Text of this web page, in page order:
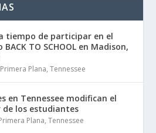
tiempo de participar en el
TO SCHOOL en Madison,
Primera Plana,Tennessee
en Tennessee modifican el
de los estudiantes
Plana,Tennessee